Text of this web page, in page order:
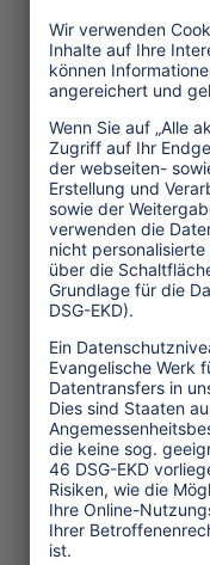
Kultur und
Wirtschaft
Service und
One
Reisen